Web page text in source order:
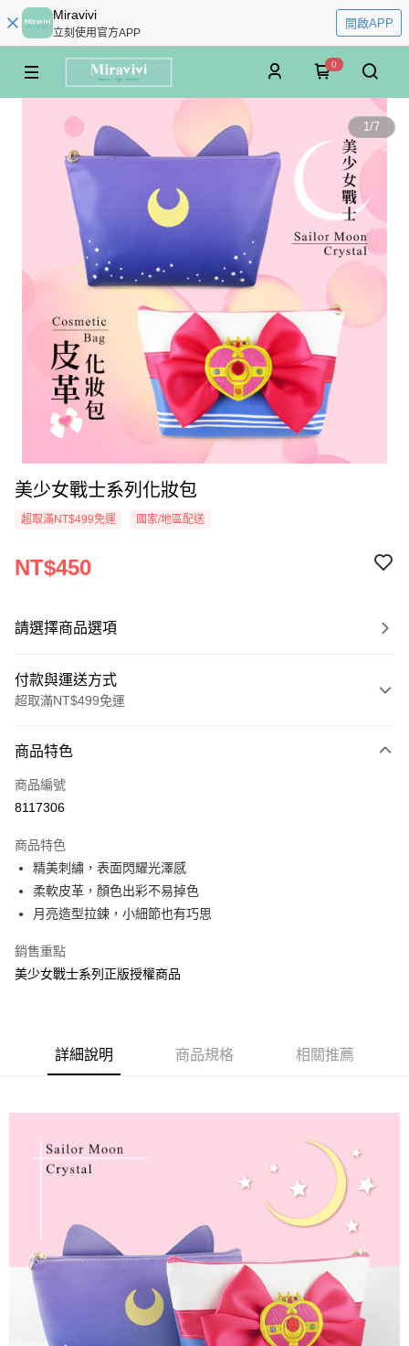
Miravivi
立刻使用官方APP
開啟APP
0
1/7
美少女戰士系列化妝包
超取滿NT$499免運 國家/地區配送
NT$450
請選擇商品選項
付款與運送方式
超取滿NT$499免運
信用卡一次付款
超商取貨付款
Apple Pay
街口支付
AFTEE先享後付
１．簡單：不需註冊會員、不需綁卡、不需儲值。
２．便利：只要手機號碼，簡訊認證，即可結帳。
１．於結帳方式選擇「AFTEE先享後付」後，將跳轉至「AFTEE先享後付」
結帳頁面，進行簡訊認證並確認金額後，即可完成結帳。
２．訂單成立數日內，您將收到繳費通知簡訊。
３．收到繳費通知簡訊後14天內，點擊此簡訊中的連結，可透過四大超商／
ATM／網路銀行／等多元方式進行付款，方視為交易完成。
※ 請注意：結帳手續完成當下不需立刻繳費，但若您需要取消訂單，請聯絡
購買商品的店家。未經商家同意取消之訂單仍視為有效，需透過AFTEE先享
後付繳納相關費用。
※ 交易是否成功請以「AFTEE先享後付 」之結帳頁面顯示為準，若有關於
是否繳費成功／繳費後需取消欲退款等相關疑問，請聯繫「AFTEE先享後付
客戶支援中心」
https://netprotections.freshdesk.com/support/home
【注意事項】
運送方式
付款後全家取貨
每筆NT$60，滿NT$499(含以上)免運費
每筆NT$60，滿NT$499(含以上)免運費
付款後7-11取貨
每筆NT$60，滿NT$499(含以上)免運費
商品特色
商品編號
8117306
商品特色
精美刺繡，表面閃耀光澤感
柔軟皮革，顏色出彩不易掉色
月亮造型拉鍊，小細節也有巧思
銷售重點
美少女戰士系列正版授權商品
詳細說明 商品規格 相關推薦